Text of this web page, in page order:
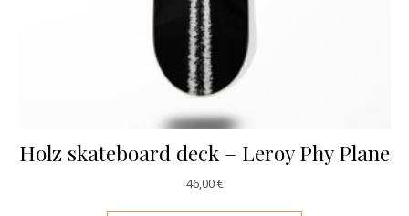
Holz skateboard deck – Leroy Phy Plane
46,00€
Este producto